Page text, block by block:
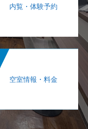
内覧・体験予約
空室情報・料金